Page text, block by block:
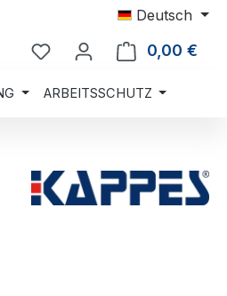
Deutsch
0,00 €
ARBEITSSCHUTZ